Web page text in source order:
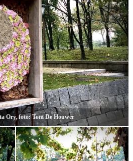
Ory, foto: Tom De Houwer